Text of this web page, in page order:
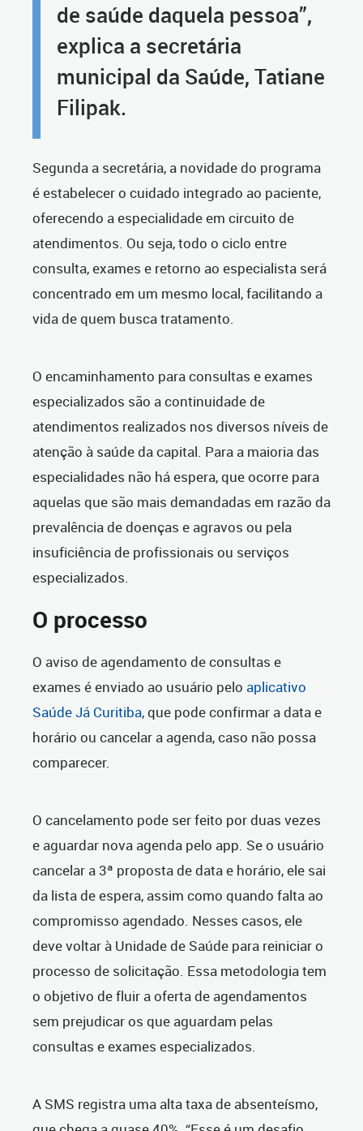
de saúde daquela pessoa”,
explica a secretária
municipal da Saúde, Tatiane
Filipak.
Segunda a secretária, a novidade do programa
é estabelecer o cuidado integrado ao paciente,
oferecendo a especialidade em circuito de
atendimentos. Ou seja, todo o ciclo entre
consulta, exames e retorno ao especialista será
concentrado em um mesmo local, facilitando a
vida de quem busca tratamento.
O encaminhamento para consultas e exames
especializados são a continuidade de
atendimentos realizados nos diversos níveis de
atenção à saúde da capital. Para a maioria das
especialidades não há espera, que ocorre para
aquelas que são mais demandadas em razão da
prevalência de doenças e agravos ou pela
insuficiência de profissionais ou serviços
especializados.
O processo
O aviso de agendamento de consultas e
exames é enviado ao usuário pelo aplicativo
Saúde Já Curitiba, que pode confirmar a data e
horário ou cancelar a agenda, caso não possa
comparecer.
O cancelamento pode ser feito por duas vezes
e aguardar nova agenda pelo app. Se o usuário
cancelar a 3ª proposta de data e horário, ele sai
da lista de espera, assim como quando falta ao
compromisso agendado. Nesses casos, ele
deve voltar à Unidade de Saúde para reiniciar o
processo de solicitação. Essa metodologia tem
o objetivo de fluir a oferta de agendamentos
sem prejudicar os que aguardam pelas
consultas e exames especializados.
A SMS registra uma alta taxa de absenteísmo,